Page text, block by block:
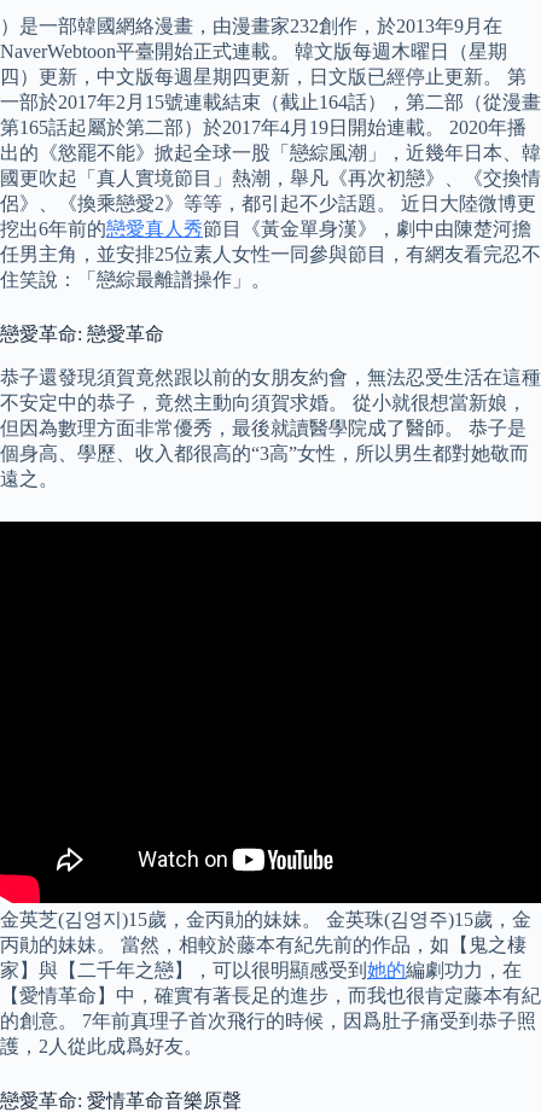
）是一部韓國網絡漫畫，由漫畫家232創作，於2013年9月在
NaverWebtoon平臺開始正式連載。 韓文版每週木曜日（星期
四）更新，中文版每週星期四更新，日文版已經停止更新。 第
一部於2017年2月15號連載結束（截止164話），第二部（從漫畫
第165話起屬於第二部）於2017年4月19日開始連載。 2020年播
出的《慾罷不能》掀起全球一股「戀綜風潮」，近幾年日本、韓
國更吹起「真人實境節目」熱潮，舉凡《再次初戀》、《交換情
侶》、《換乘戀愛2》等等，都引起不少話題。 近日大陸微博更
挖出6年前的戀愛真人秀節目《黃金單身漢》，劇中由陳楚河擔
任男主角，並安排25位素人女性一同參與節目，有網友看完忍不
住笑說：「戀綜最離譜操作」。
戀愛革命: 戀愛革命
恭子還發現須賀竟然跟以前的女朋友約會，無法忍受生活在這種
不安定中的恭子，竟然主動向須賀求婚。 從小就很想當新娘，
但因為數理方面非常優秀，最後就讀醫學院成了醫師。 恭子是
個身高、學歷、收入都很高的“3高”女性，所以男生都對她敬而
遠之。
金英芝(김영지)15歲，金丙勛的妹妹。 金英珠(김영주)15歲，金
丙勛的妹妹。 當然，相較於藤本有紀先前的作品，如【鬼之棲
家】與【二千年之戀】，可以很明顯感受到 她的編劇功力，在
【愛情革命】中，確實有著長足的進步，而我也很肯定藤本有紀
的創意。 7年前真理子首次飛行的時候，因爲肚子痛受到恭子照
護，2人從此成爲好友。
戀愛革命: 愛情革命音樂原聲